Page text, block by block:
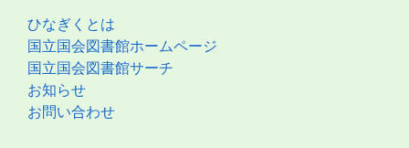
ひなぎくとは
国立国会図書館ホームページ
国立国会図書館サーチ
お知らせ
お問い合わせ